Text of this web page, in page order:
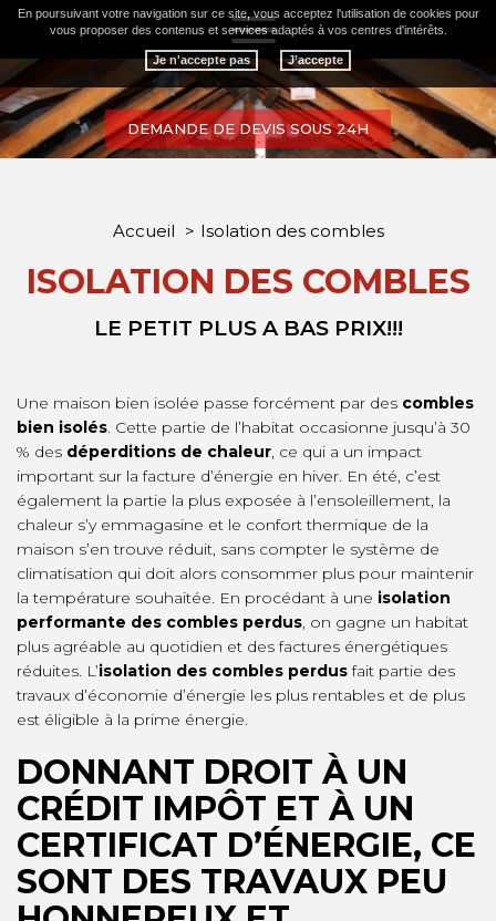
Toggle
navigation
DEMANDE DE DEVIS SOUS 24H
Accueil Isolation des combles
ISOLATION DES COMBLES
LE PETIT PLUS A BAS PRIX!!!
Une maison bien isolée passe forcément par des combles
bien isolés . Cette partie de l’habitat occasionne jusqu’à 30
% des déperditions de chaleur , ce qui a un impact
important sur la facture d’énergie en hiver. En été, c’est
également la partie la plus exposée à l’ensoleillement, la
chaleur s’y emmagasine et le confort thermique de la
maison s’en trouve réduit, sans compter le système de
climatisation qui doit alors consommer plus pour maintenir
la température souhaitée. En procédant à une isolation
performante des combles perdus , on gagne un habitat
plus agréable au quotidien et des factures énergétiques
réduites. L’isolation des combles perdusfait partie des
travaux d’économie d’énergie les plus rentables et de plus
est éligible à la prime énergie.
DONNANT DROIT À UN
CRÉDIT IMPÔT ET À UN
CERTIFICAT D’ÉNERGIE, CE
SONT DES TRAVAUX PEU
En poursuivant votre navigation sur ce site, vous acceptez l'utilisation de cookies pour
vous proposer des contenus et services adaptés à vos centres d'intérêts.
Je n'accepte pas